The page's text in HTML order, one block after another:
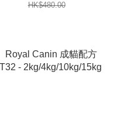
HK$480.00